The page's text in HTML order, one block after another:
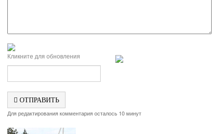
Кликните для обновления
ОТПРАВИТЬ
Для редактирования комментария осталось 10 минут